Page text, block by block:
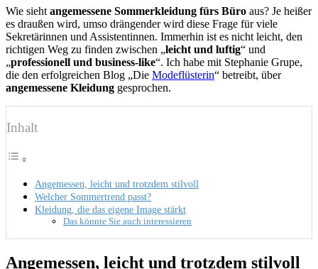
Wie sieht angemessene Sommerkleidung fürs Büro aus? Je heißer
es draußen wird, umso drängender wird diese Frage für viele
Sekretärinnen und Assistentinnen. Immerhin ist es nicht leicht, den
richtigen Weg zu finden zwischen „leicht und luftig“ und
„professionell und business-like“. Ich habe mit Stephanie Grupe,
die den erfolgreichen Blog „Die Modeflüsterin“ betreibt, über
angemessene Kleidung gesprochen.
Inhalt
Angemessen, leicht und trotzdem stilvoll
Welcher Sommertrend passt?
Kleidung, die das eigene Image stärkt
Das könnte Sie auch interessieren
Angemessen, leicht und trotzdem stilvoll